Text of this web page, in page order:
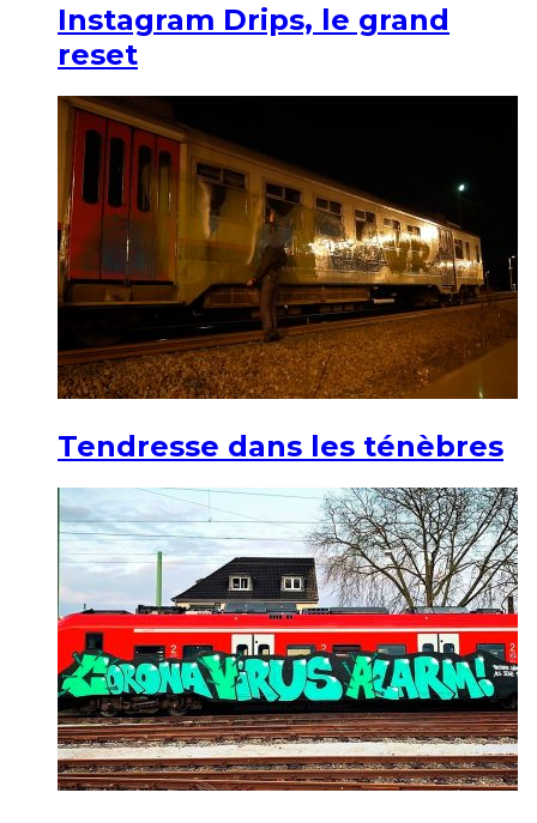
Instagram Drips, le grand
reset
Tendresse dans les ténèbres